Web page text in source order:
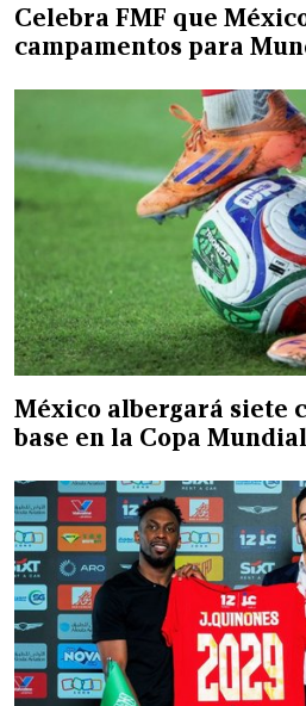
Celebra FMF que
campamentos para
México albergará siete
base en la Copa